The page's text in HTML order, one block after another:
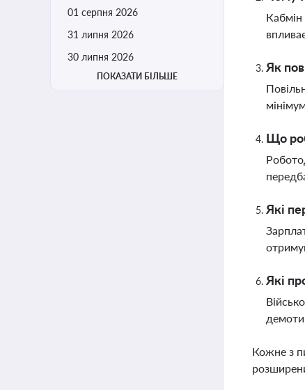
01 серпня 2026
31 липня 2026
30 липня 2026
ПОКАЗАТИ БІЛЬШЕ
Кабмін
Як
Що
Які
Які
Кожне з